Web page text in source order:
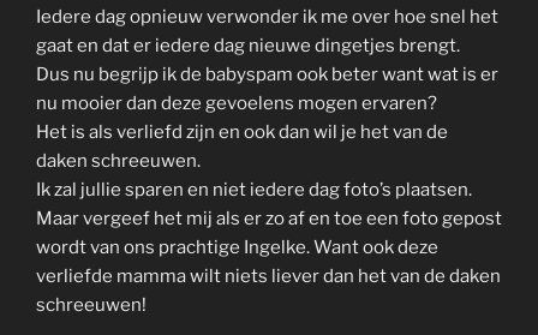
Iedere dag opnieuw verwonder ik me over hoe snel het
gaat en dat er iedere dag nieuwe dingetjes brengt.
Dus nu begrijp ik de babyspam ook beter want wat is er
nu mooier dan deze gevoelens mogen ervaren?
Het is als verliefd zijn en ook dan wil je het van de
daken schreeuwen.
Ik zal jullie sparen en niet iedere dag foto’s plaatsen.
Maar vergeef het mij als er zo af en toe een foto gepost
wordt van ons prachtige Ingelke. Want ook deze
verliefde mamma wilt niets liever dan het van de daken
schreeuwen!